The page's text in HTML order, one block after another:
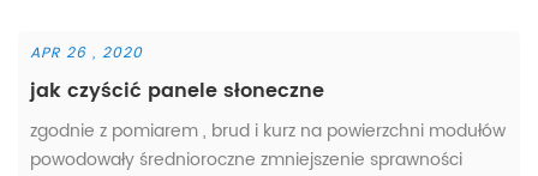
APR 26 , 2020
jak czyścić panele słoneczne
zgodnie z pomiarem , brud i kurz na powierzchni modułów
powodowały średnioroczne zmniejszenie sprawności